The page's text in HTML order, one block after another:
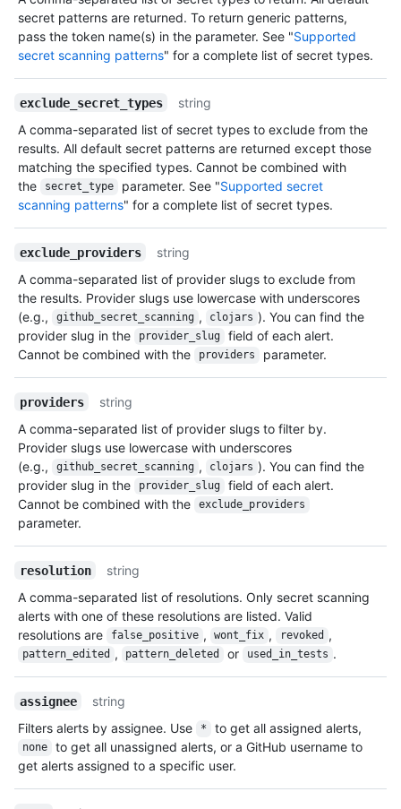
secret patterns are returned. To return generic patterns,
pass the token name(s) in the parameter. See "Supported
secret scanning patterns" for a complete list of secret types.
exclude_secret_types
string
A comma-separated list of secret types to exclude from the
results. All default secret patterns are returned except those
matching the specified types. Cannot be combined with
the
secret_type parameter. See "Supported secret
scanning patterns" for a complete list of secret types.
exclude_providers
string
A comma-separated list of provider slugs to exclude from
the results. Provider slugs use lowercase with underscores
(e.g.,
github_secret_scanning , clojars ). You can find the
provider slug in the
provider_slug
field of each alert.
Cannot be combined with the
providers parameter.
providers
string
A comma-separated list of provider slugs to filter by.
Provider slugs use lowercase with underscores
(e.g.,
github_secret_scanning , clojars ). You can find the
provider slug in the
provider_slug
field of each alert.
Cannot be combined with the
exclude_providers
parameter.
resolution
string
A comma-separated list of resolutions. Only secret scanning
alerts with one of these resolutions are listed. Valid
resolutions are
false_positive , wont_fix , revoked ,
pattern_edited , pattern_deleted or used_in_tests .
assignee
string
Filters alerts by assignee. Use
* to get all assigned alerts,
none
to get all unassigned alerts, or a GitHub username to
get alerts assigned to a specific user.